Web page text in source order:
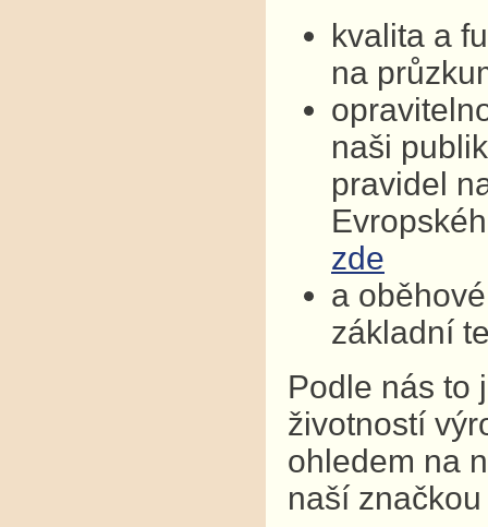
kvalita a
na
naši
pravidel
zde
a
základní
Podle nás to
životností
ohledem na
naší